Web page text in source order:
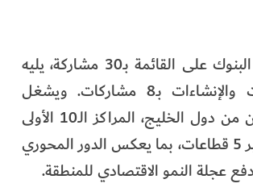
ويهيمن قطاع البنوك على القائمة بـ30 مشاركة، يليه
قطاع العقارات والإنشاءات بـ8 مشاركات. ويشغل
رؤساء تنفيذيون من دول الخليج، المراكز الـ10 الأولى
في التصنيف عبر 5 قطاعات، بما يعكس الدور المحوري
عجلة النمو الاقتصادي للمنطقة.